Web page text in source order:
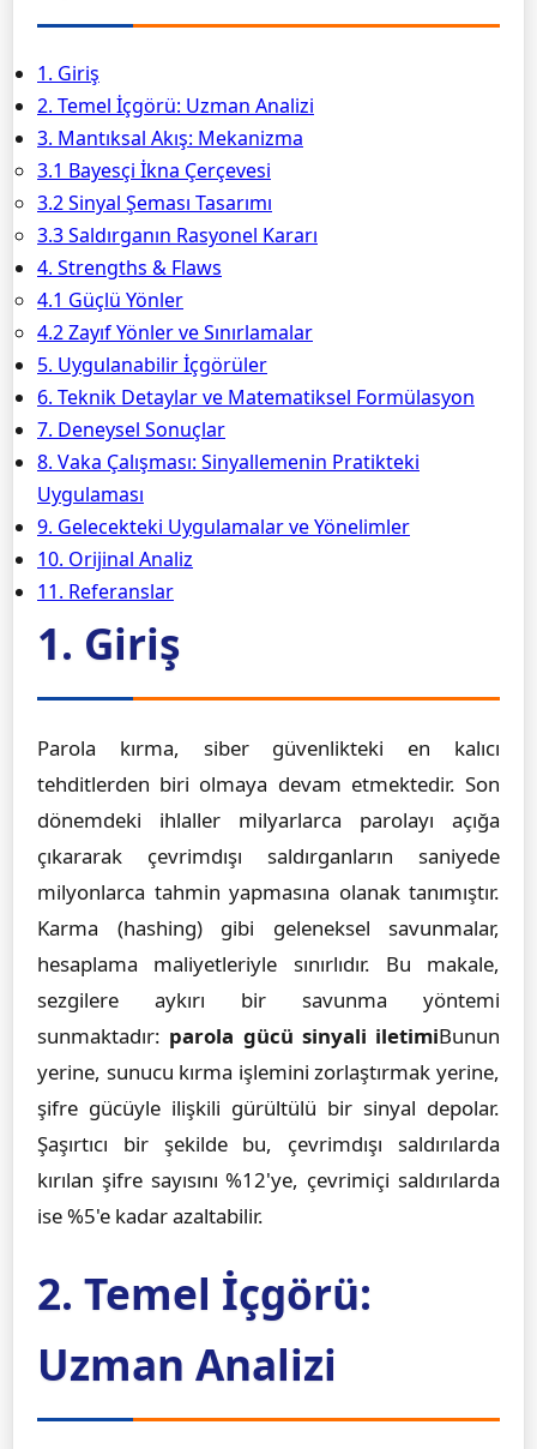
1. Giriş
2. Temel İçgörü: Uzman Analizi
3. Mantıksal Akış: Mekanizma
3.1 Bayesçi İkna Çerçevesi
3.2 Sinyal Şeması Tasarımı
3.3 Saldırganın Rasyonel Kararı
4. Strengths & Flaws
4.1 Güçlü Yönler
4.2 Zayıf Yönler ve Sınırlamalar
5. Uygulanabilir İçgörüler
6. Teknik Detaylar ve Matematiksel Formülasyon
7. Deneysel Sonuçlar
8. Vaka Çalışması: Sinyallemenin Pratikteki
Uygulaması
9. Gelecekteki Uygulamalar ve Yönelimler
10. Orijinal Analiz
11. Referanslar
1. Giriş
Parola kırma, siber güvenlikteki en kalıcı
tehditlerden biri olmaya devam etmektedir. Son
dönemdeki ihlaller milyarlarca parolayı açığa
çıkararak çevrimdışı saldırganların saniyede
milyonlarca tahmin yapmasına olanak tanımıştır.
Karma (hashing) gibi geleneksel savunmalar,
hesaplama maliyetleriyle sınırlıdır. Bu makale,
sezgilere aykırı bir savunma yöntemi
sunmaktadır: parola gücü sinyali iletimiBunun
yerine, sunucu kırma işlemini zorlaştırmak yerine,
şifre gücüyle ilişkili gürültülü bir sinyal depolar.
Şaşırtıcı bir şekilde bu, çevrimdışı saldırılarda
kırılan şifre sayısını %12'ye, çevrimiçi saldırılarda
ise %5'e kadar azaltabilir.
2. Temel İçgörü:
Uzman Analizi